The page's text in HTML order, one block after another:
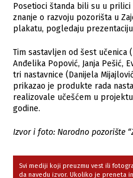
Posetioci štanda bili su u prilici
znanje o razvoju pozorišta u
plakatu, pogledaju
Tim sastavljen od šest učenica
Anđelika Popović, Janja Pešić,
tri nastavnice (Danijela
prikazao je produkte rada
realizovale učešćem u
godine.
Izvor i foto: Narodno pozorište
Svi mediji koji preuzmu vest ili
da navedu izvor. Ukoliko je preneta